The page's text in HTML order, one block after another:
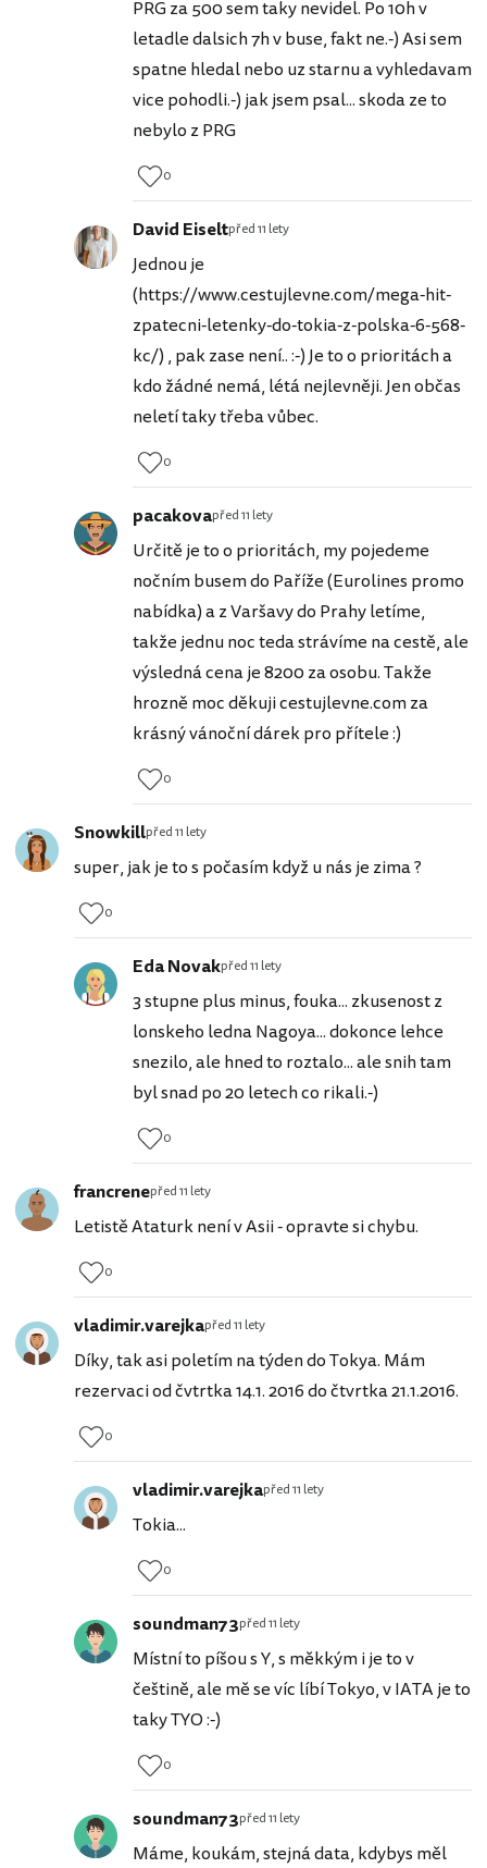
PRG za 500 sem taky nevidel. Po 10h v
letadle dalsich 7h v buse, fakt ne.-) Asi sem
spatne hledal nebo uz starnu a vyhledavam
vice pohodli.-) jak jsem psal... skoda ze to
nebylo z PRG
0
David Eiseltpřed 11 lety
Jednou je
(https://www.cestujlevne.com/mega-hit-
zpatecni-letenky-do-tokia-z-polska-6-568-
kc/) , pak zase není.. :-) Je to o prioritách a
kdo žádné nemá, létá nejlevněji. Jen občas
neletí taky třeba vůbec.
0
pacakovapřed 11 lety
Určitě je to o prioritách, my pojedeme
nočním busem do Paříže (Eurolines promo
nabídka) a z Varšavy do Prahy letíme,
takže jednu noc teda strávíme na cestě, ale
výsledná cena je 8200 za osobu. Takže
hrozně moc děkuji cestujlevne.com za
krásný vánoční dárek pro přítele :)
0
Snowkillpřed 11 lety
super, jak je to s počasím když u nás je zima ?
0
Eda Novakpřed 11 lety
3 stupne plus minus, fouka... zkusenost z
lonskeho ledna Nagoya... dokonce lehce
snezilo, ale hned to roztalo... ale snih tam
byl snad po 20 letech co rikali.-)
0
francrenepřed 11 lety
Letistě Ataturk není v Asii - opravte si chybu.
0
vladimir.varejkapřed 11 lety
Díky, tak asi poletím na týden do Tokya. Mám
rezervaci od čvtrtka 14.1. 2016 do čtvrtka 21.1.2016.
0
vladimir.varejkapřed 11 lety
Tokia...
0
soundman73před 11 lety
Místní to píšou s Y, s měkkým i je to v
češtině, ale mě se víc líbí Tokyo, v IATA je to
taky TYO :-)
0
soundman73před 11 lety
Máme, koukám, stejná data, kdybys měl